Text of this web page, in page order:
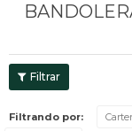
Filtrando por: